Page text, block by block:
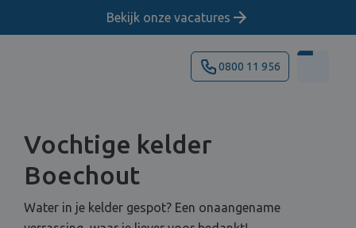
Bekijk onze vacatures
0800 11 956
Vochtige kelder
Boechout
Water in je kelder gespot? Een onaangename